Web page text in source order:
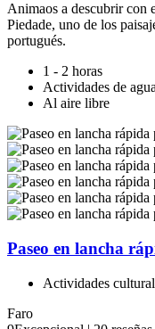
Animaos a descubrir con
Piedade, uno de los
portugués.
1 - 2 horas
Actividades de
Al aire libre
Paseo en lancha
Actividades
Faro